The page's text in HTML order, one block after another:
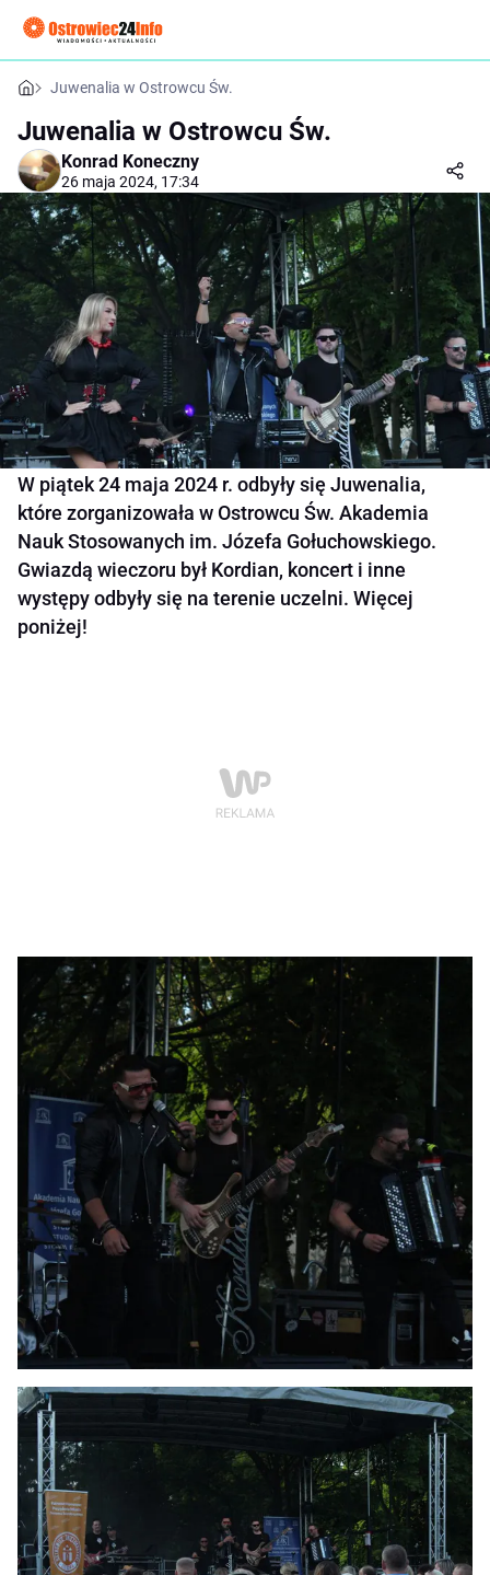
Juwenalia w Ostrowcu Św.
Juwenalia w Ostrowcu Św.
Konrad Koneczny
26 maja 2024, 17:34
W piątek 24 maja 2024 r. odbyły się Juwenalia,
które zorganizowała w Ostrowcu Św. Akademia
Nauk Stosowanych im. Józefa Gołuchowskiego.
Gwiazdą wieczoru był Kordian, koncert i inne
występy odbyły się na terenie uczelni. Więcej
poniżej!